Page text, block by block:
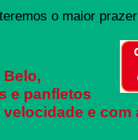
o maior
e panfletos
e com